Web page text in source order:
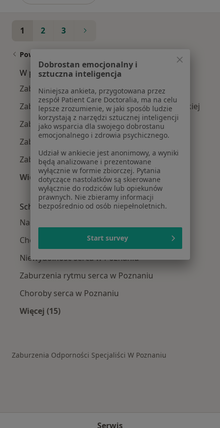
1 2 3
Powiązane wyszukiwania
W pobliżu Poznania
Zaburzenia odporności w Skórzewie
Zaburzenia odporności w Środzie Wielkopolskiej
Zaburzenia odporności w Wrześni
Zaburzenia odporności w Kościanie
Zaburzenia odporności w Szamotułach
Więcej (3)
Więcej w kategorii: W pobliżu Poznania
Schorzenia w Poznaniu
Nadciśnienie tętnicze w Poznaniu
Choroba niedokrwienna serca w Poznaniu
Niewydolność serca w Poznaniu
Zaburzenia rytmu serca w Poznaniu
Choroby serca w Poznaniu
Więcej (15)
Zaburzenia Odporności Specjaliści W Poznaniu
Serwis
Dobrostan emocjonalny i
sztuczna inteligencja
Niniejsza ankieta, przygotowana przez
zespół Patient Care Doctoralia, ma na celu
lepsze zrozumienie, w jaki sposób ludzie
korzystają z narzędzi sztucznej inteligencji
jako wsparcia dla swojego dobrostanu
emocjonalnego i zdrowia psychicznego.
Udział w ankiecie jest anonimowy, a wyniki
będą analizowane i prezentowane
wyłącznie w formie zbiorczej. Pytania
dotyczące nastolatków są skierowane
wyłącznie do rodziców lub opiekunów
prawnych. Nie zbieramy informacji
bezpośrednio od osób niepełnoletnich.
Start survey